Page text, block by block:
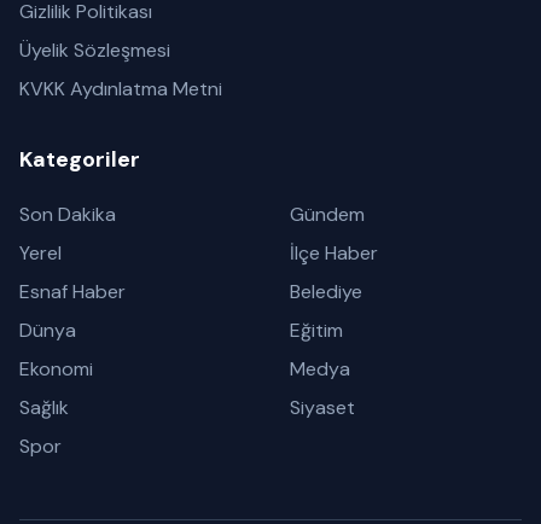
Gizlilik Politikası
Üyelik Sözleşmesi
KVKK Aydınlatma Metni
Kategoriler
Son Dakika
Gündem
Yerel
İlçe Haber
Esnaf Haber
Belediye
Dünya
Eğitim
Ekonomi
Medya
Sağlık
Siyaset
Spor